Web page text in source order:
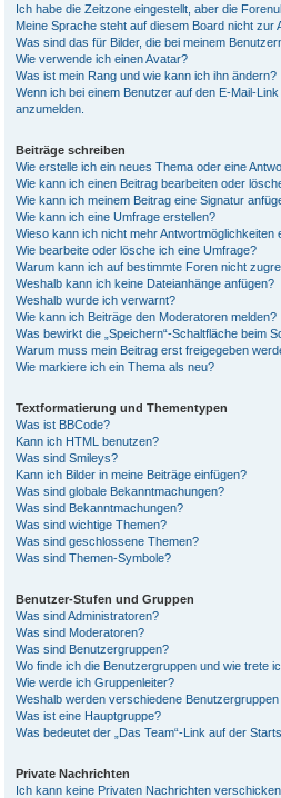
Ich habe die Zeitzone eingestellt, aber die
Meine Sprache steht auf diesem Board nicht zur
Was sind das für Bilder, die bei meinem
Wie verwende ich einen Avatar?
Was ist mein Rang und wie kann ich ihn ändern?
Wenn ich bei einem Benutzer auf den E-Mail-
anzumelden.
Beiträge schreiben
Wie erstelle ich ein neues Thema oder eine
Wie kann ich einen Beitrag bearbeiten oder
Wie kann ich meinem Beitrag eine Signatur
Wie kann ich eine Umfrage erstellen?
Wieso kann ich nicht mehr Antwortmöglichkeiten
Wie bearbeite oder lösche ich eine Umfrage?
Warum kann ich auf bestimmte Foren nicht
Weshalb kann ich keine Dateianhänge anfügen?
Weshalb wurde ich verwarnt?
Wie kann ich Beiträge den Moderatoren melden?
Was bewirkt die „Speichern“-Schaltfläche beim
Warum muss mein Beitrag erst freigegeben
Wie markiere ich ein Thema als neu?
Textformatierung und Thementypen
Was ist BBCode?
Kann ich HTML benutzen?
Was sind Smileys?
Kann ich Bilder in meine Beiträge einfügen?
Was sind globale Bekanntmachungen?
Was sind Bekanntmachungen?
Was sind wichtige Themen?
Was sind geschlossene Themen?
Was sind Themen-Symbole?
Benutzer-Stufen und Gruppen
Was sind Administratoren?
Was sind Moderatoren?
Was sind Benutzergruppen?
Wo finde ich die Benutzergruppen und wie trete
Wie werde ich Gruppenleiter?
Weshalb werden verschiedene
Was ist eine Hauptgruppe?
Was bedeutet der „Das Team“-Link auf der
Private Nachrichten
Ich kann keine Privaten Nachrichten